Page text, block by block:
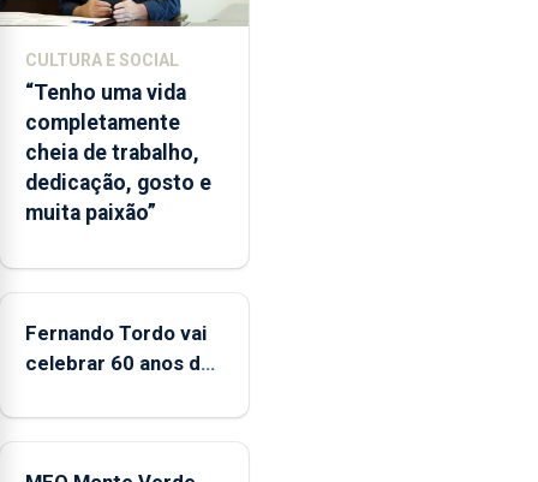
2026.
ilha
das
Flores
apresenta
um
“decréscimo
da
entre
2022
2025
CULTURA E SOCIAL
“Tenho uma vida
completamente
cheia de trabalho,
dedicação, gosto e
muita paixão”
Fernando Tordo vai
celebrar 60 anos de
Micaelense